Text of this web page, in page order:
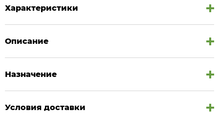
Характеристики
Описание
Назначение
Условия доставки